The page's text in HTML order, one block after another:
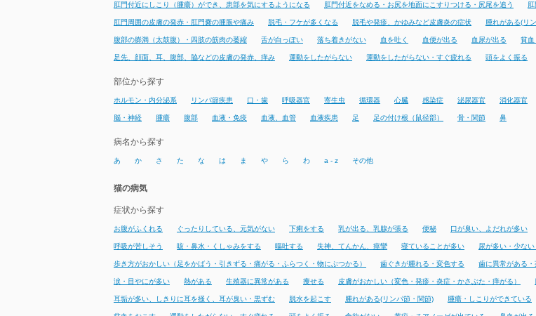
肛門付近にしこり（腫瘍）ができ、患部を気にするようになる 肛門付近をなめる・お尻を地面にこすりつける・尻尾を追う
肛門周囲の皮膚の発赤・肛門嚢の腫脹や痛み 脱毛・フケが多くなる 脱毛や発疹、かゆみなど皮膚炎の症状 腫れがある(リ
腹部の膨満（太鼓腹）・四肢の筋肉の萎縮 舌が白っぽい 落ち着きがない 血を吐く 血便が出る 血尿が出る 貧血
足先、顔面、耳、腹部、脇などの皮膚の発赤、痒み 運動をしたがらない 運動をしたがらない・すぐ疲れる 頭をよく振る
部位から探す
ホルモン・内分泌系 リンパ節疾患 口・歯 呼吸器官 寄生虫 循環器 心臓 感染症 泌尿器官 消化器官
脳・神経 腫瘍 腹部 血液・免疫 血液、血管 血液疾患 足 足の付け根（鼠径部） 骨・関節 鼻
病名から探す
あ か さ た な は ま や ら わ a - z その他
猫の病気
症状から探す
お腹がふくれる ぐったりしている、元気がない 下痢をする 乳が出る、乳腺が張る 便秘 口が臭い、よだれが多い
呼吸が苦しそう 咳・鼻水・くしゃみをする 嘔吐する 失神、てんかん、痙攣 寝ていることが多い 尿が多い・少な
歩き方がおかしい（足をかばう・引きずる・痛がる・ふらつく・物にぶつかる） 歯ぐきが腫れる・変色する 歯に異常がある
涙・目やにが多い 熱がある 生殖器に異常がある 痩せる 皮膚がおかしい（変色・発疹・炎症・かさぶた・痒がる）
耳垢が多い、しきりに耳を掻く、耳が臭い・黒ずむ 脱水を起こす 腫れがある(リンパ節・関節) 腫瘍・しこりができている